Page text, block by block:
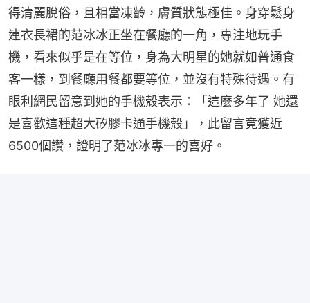
得清麗脫俗，且相當凍齡，膚質狀態極佳。身穿鬆身
連衣長裙的范冰冰正坐在餐廳的一角，專注地玩手
機，看來似乎是在等位，身為大明星的她就如普通食
客一樣，到餐廳用餐都要等位，並沒有特殊待遇。有
眼利網民留意到她的手機殼表示：「這麼多年了 她還
是喜歡這種超大矽膠卡通手機殼」，此留言竟獲近
6500個讚，證明了范冰冰專一的喜好。